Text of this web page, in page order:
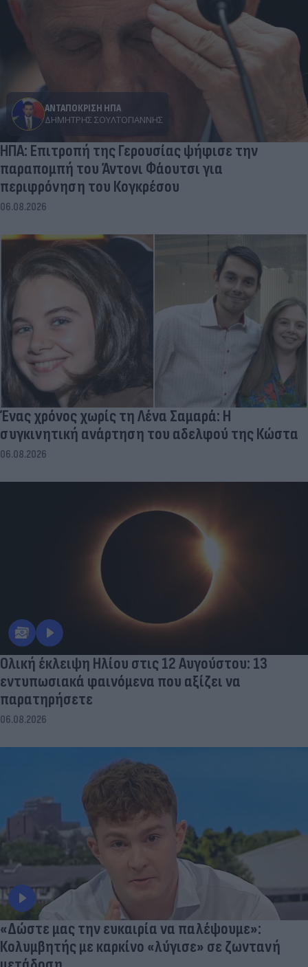
ΑΝΤΑΠΟΚΡΙΣΗ ΗΠΑ
ΔΗΜΉΤΡΗΣ ΣΟΥΛΤΟΓΙΆΝΝΗΣ
ΗΠΑ: Επιτροπή της Γερουσίας ψήφισε την
παραπομπή του Άντονι Φάουτσι για
περιφρόνηση του Κογκρέσου
06.08.2026
Ένας χρόνος χωρίς τη Λένα Σαμαρά: Η
συγκινητική ανάρτηση του αδελφού της Κώστα
06.08.2026
Ολική έκλειψη Ηλίου στις 12 Αυγούστου: 13
εντυπωσιακά φαινόμενα που αξίζει να
παρατηρήσετε
06.08.2026
«Δώστε μας την ευκαιρία να παλέψουμε»:
Κολυμβητής με καρκίνο «λύγισε» σε ζωντανή